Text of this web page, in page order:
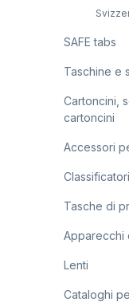
SAFE tabs
Taschine e
Cartoncini,
cartoncini
Accessori
Classificatori
Tasche di
Apparecchi
Lenti
Cataloghi